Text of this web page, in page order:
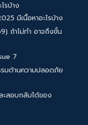
รบ้าง
มีเนื้อหาอะไรบ้าง
ถ้าไม่ทำ อาจถึงขั้น
7
มด้านความปลอดภัย
ะสอบกลับได้ของ